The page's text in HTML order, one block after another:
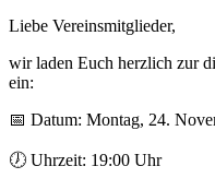
Liebe Vereinsmitglieder,
wir laden Euch herzlich zur
ein:
📅 Datum: Montag, 24.
🕖 Uhrzeit: 19:00 Uhr